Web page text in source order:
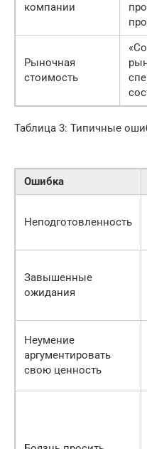
компании
Рыночная
стоимость
Таблица 3: Типичные
Ошибка
Неподготовленность
Завышенные
ожидания
Неумение
аргументировать
свою ценность